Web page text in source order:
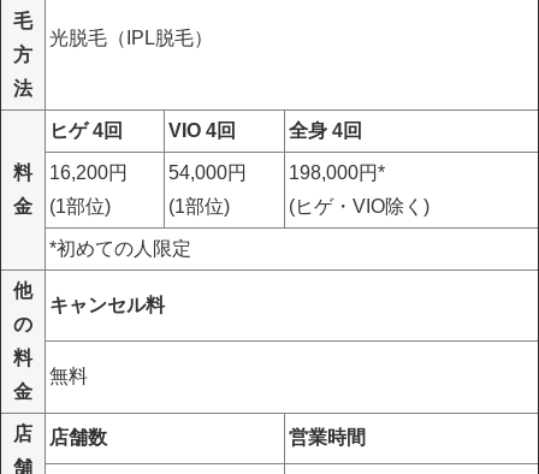
毛
方
法
光脱毛（IPL脱毛）
料
金
ヒゲ 4回 VIO 4回 全身 4回
16,200円
(1部位)
54,000円
(1部位)
198,000円*
(ヒゲ・VIO除く)
*初めての人限定
他
の
料
金
キャンセル料
無料
店
舗
店舗数 営業時間